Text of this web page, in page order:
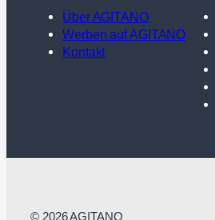
Über AGITANO
Werben auf AGITANO
Kontakt
© 2026 AGITANO